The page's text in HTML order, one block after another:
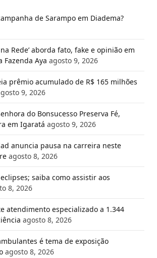
de Sarampo em Diadema?
Rede’ aborda fato, fake e opinião em
Fazenda Aya agosto 9, 2026
prêmio acumulado de R$ 165 milhões
9, 2026
do Bonsucesso Preserva Fé,
em Igaratá agosto 9, 2026
anuncia pausa na carreira neste
agosto 8, 2026
saiba como assistir aos
8, 2026
atendimento especializado a 1.344
agosto 8, 2026
é tema de exposição
agosto 8, 2026